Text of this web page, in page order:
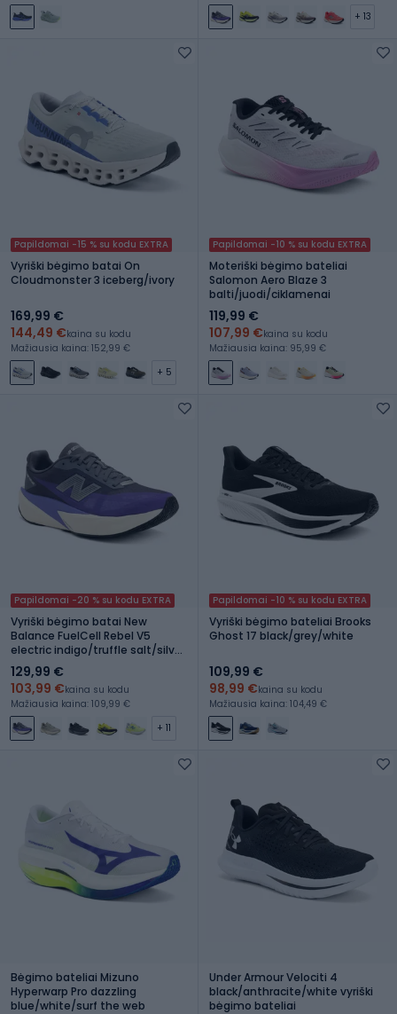
+ 13
Papildomai -15 % su kodu EXTRA
Vyriški bėgimo batai On
Cloudmonster 3 iceberg/ivory
169,99 €
144,49 €kaina su kodu
Mažiausia kaina: 152,99 €
+ 5
Papildomai -10 % su kodu EXTRA
Moteriški bėgimo bateliai
Salomon Aero Blaze 3
balti/juodi/ciklamenai
119,99 €
107,99 €kaina su kodu
Mažiausia kaina: 95,99 €
Papildomai -20 % su kodu EXTRA
Vyriški bėgimo batai New
Balance FuelCell Rebel V5
electric indigo/truffle salt/silver
metallic
129,99 €
103,99 €kaina su kodu
Mažiausia kaina: 109,99 €
+ 11
Papildomai -10 % su kodu EXTRA
Vyriški bėgimo bateliai Brooks
Ghost 17 black/grey/white
109,99 €
98,99 €kaina su kodu
Mažiausia kaina: 104,49 €
Bėgimo bateliai Mizuno
Hyperwarp Pro dazzling
blue/white/surf the web
Under Armour Velociti 4
black/anthracite/white vyriški
bėgimo bateliai